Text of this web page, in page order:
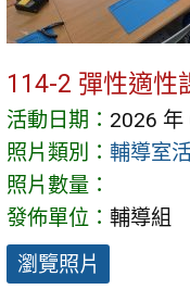
114-2 彈性適性
活動日期： 2026 年
照片類別： 輔導室
照片數量：
發佈單位： 輔導組
瀏覽照片